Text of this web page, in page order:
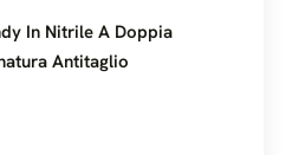
In Nitrile A Doppia
Antitaglio